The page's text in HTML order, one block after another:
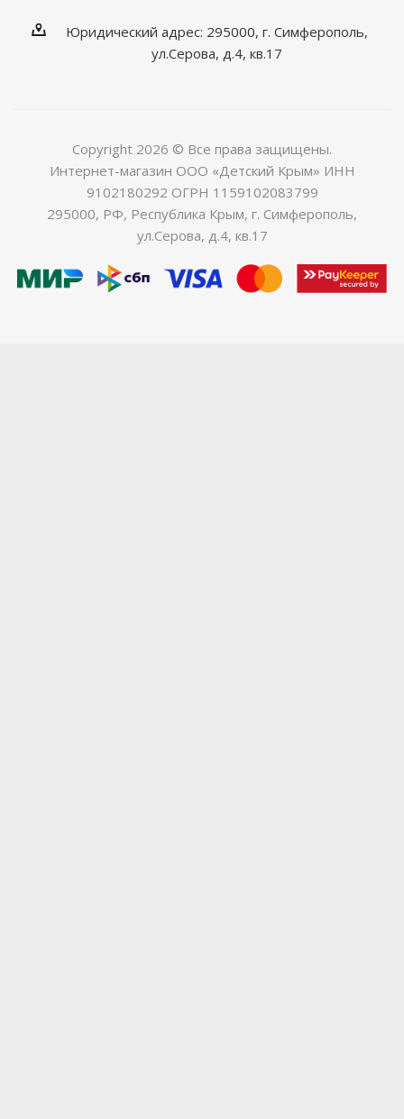
Юридический адрес: 295000, г. Симферополь,
ул.Серова, д.4, кв.17
Copyright 2026 © Все права защищены.
Интернет-магазин ООО «Детский Крым» ИНН
9102180292 ОГРН 1159102083799
295000, РФ, Республика Крым, г. Симферополь,
ул.Серова, д.4, кв.17